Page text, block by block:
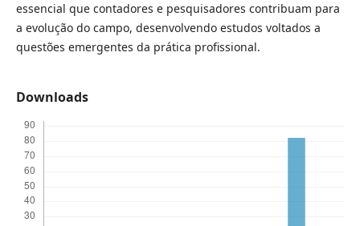
essencial que contadores e pesquisadores contribuam para
a evolução do campo, desenvolvendo estudos voltados a
questões emergentes da prática profissional.
Downloads